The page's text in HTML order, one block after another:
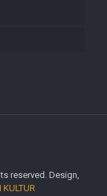
reserved. Design,
KULTUR